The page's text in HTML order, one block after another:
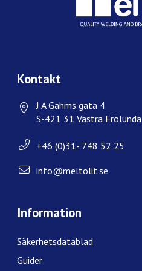
Kontakt
J A Gahms gata 4
S-421 31 Västra Frölunda
+46 (0)31- 748 52 25
info@meltolit.se
Information
Säkerhetsdatablad
Guider